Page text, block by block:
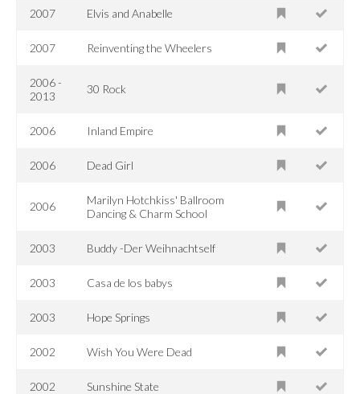
2007 Elvis and Anabelle
2007 Reinventing the Wheelers
2006 -
2013
30 Rock
2006 Inland Empire
2006 Dead Girl
2006
Marilyn Hotchkiss' Ballroom
Dancing & Charm School
2003 Buddy -Der Weihnachtself
2003 Casa de los babys
2003 Hope Springs
2002 Wish You Were Dead
2002 Sunshine State